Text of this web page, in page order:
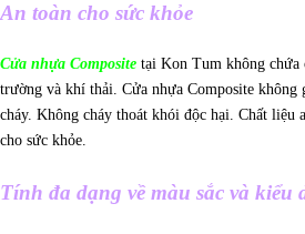
An toàn cho sức khỏe
Cửa nhựa Composite tại Kon Tum không chứa
trường và khí thải. Cửa nhựa Composite không
cháy. Không cháy thoát khói độc hại. Chất liệu
cho sức khỏe.
Tính đa dạng về màu sắc và kiểu